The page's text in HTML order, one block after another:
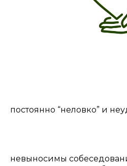
постоянно “неловко” и
невыносимы